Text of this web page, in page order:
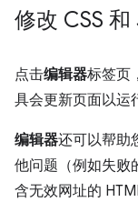
修改 CSS 和
点击编辑器标签页
具会更新页面以运
编辑器还可以帮助
他问题（例如失败
含无效网址的